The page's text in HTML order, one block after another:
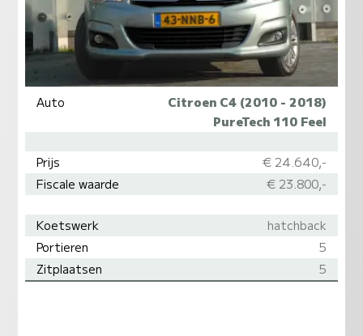
Auto
Citroen C4 (2010 - 2018)
PureTech 110 Feel
Prijs
€ 24.640,-
Fiscale waarde
€ 23.800,-
Koetswerk
hatchback
Portieren
5
Zitplaatsen
5